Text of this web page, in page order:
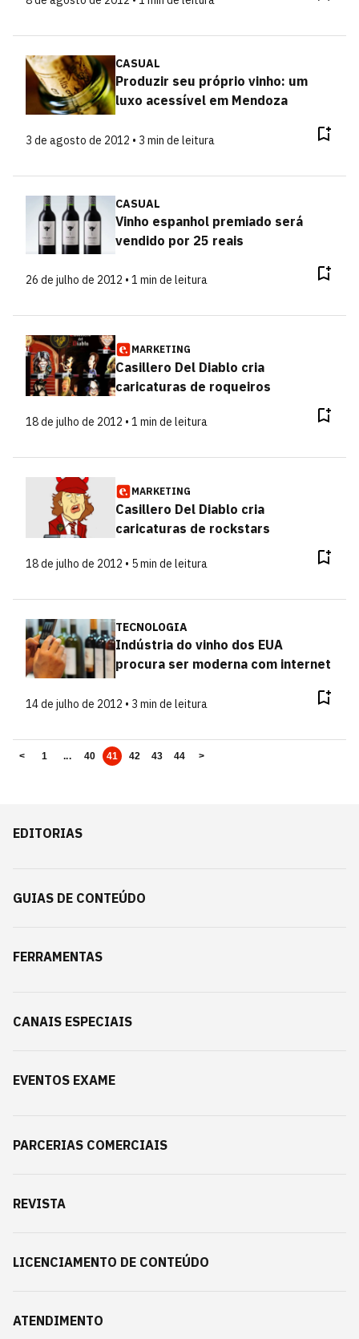
CASUAL
Produzir seu próprio vinho: um
luxo acessível em Mendoza
3 de agosto de 2012 • 3 min de leitura
CASUAL
Vinho espanhol premiado será
vendido por 25 reais
26 de julho de 2012 • 1 min de leitura
MARKETING
Casillero Del Diablo cria
caricaturas de roqueiros
18 de julho de 2012 • 1 min de leitura
MARKETING
Casillero Del Diablo cria
caricaturas de rockstars
18 de julho de 2012 • 5 min de leitura
TECNOLOGIA
Indústria do vinho dos EUA
procura ser moderna com internet
14 de julho de 2012 • 3 min de leitura
< 1 ... 40 41 42 43 44 >
EDITORIAS
GUIAS DE CONTEÚDO
FERRAMENTAS
CANAIS ESPECIAIS
EVENTOS EXAME
PARCERIAS COMERCIAIS
REVISTA
LICENCIAMENTO DE CONTEÚDO
ATENDIMENTO